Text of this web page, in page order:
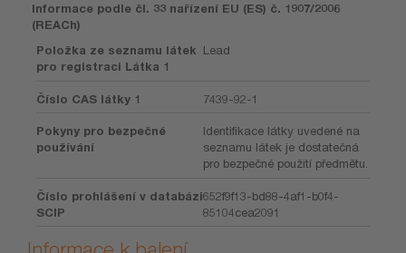
Informace podle čl. 33 nařízení EU (ES) č. 1907/2006
(REACh)
Položka ze seznamu látek
pro registraci Látka 1
Lead
Číslo CAS látky 1 7439-92-1
Pokyny pro bezpečné
používání
Identifikace látky uvedené na
seznamu látek je dostatečná
pro bezpečné použití předmětu.
Číslo prohlášení v databázi
SCIP
652f9f13-bd88-4af1-b0f4-
85104cea2091